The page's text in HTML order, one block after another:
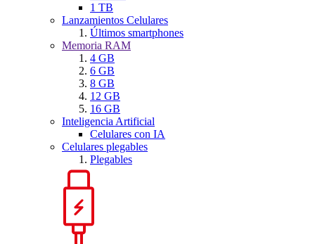
1 TB
Lanzamientos Celulares
Últimos smartphones
Memoria RAM
4 GB
6 GB
8 GB
12 GB
16 GB
Inteligencia Artificial
Celulares con IA
Celulares plegables
Plegables